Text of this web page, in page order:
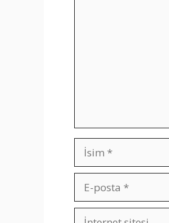
İsim
posta
İnternet